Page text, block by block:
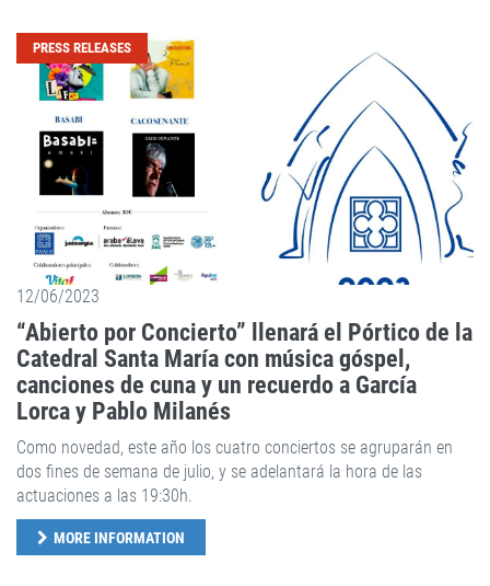
PRESS RELEASES
12/06/2023
“Abierto por Concierto” llenará el Pórtico de la
Catedral Santa María con música góspel,
canciones de cuna y un recuerdo a García
Lorca y Pablo Milanés
Como novedad, este año los cuatro conciertos se agruparán en
dos fines de semana de julio, y se adelantará la hora de las
actuaciones a las 19:30h.
MORE INFORMATION